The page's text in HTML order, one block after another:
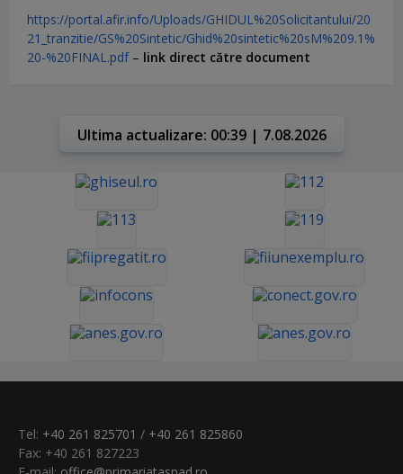
https://portal.afir.info/Uploads/GHIDUL%20Solicitantului/20
21_tranzitie/GS%20Sintetic/Ghid%20sintetic%20sM%209.1%
20-%20FINAL.pdf– link direct către document
Ultima actualizare: 00:39 | 7.08.2026
Tel: +40 261 825701 / +40 261 825860
Fax: +40 261 827223